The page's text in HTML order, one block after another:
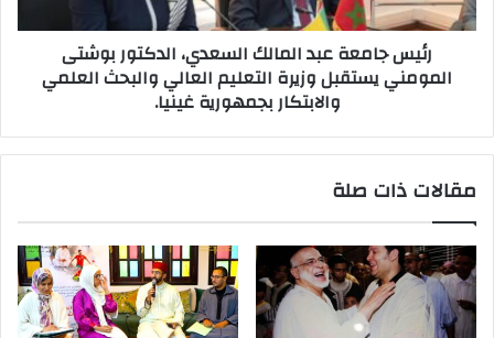
رئيس جامعة عبد المالك السعدي، الدكتور بوشتى
المومني يستقبل وزيرة التعليم العالي والبحث العلمي
والابتكار بجمهورية غينيا.
مقالات ذات صلة